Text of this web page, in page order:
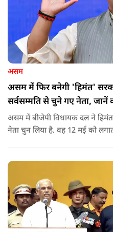
असम
असम में फिर बनेगी 'हिमंत'
सर्वसम्मति से चुने गए नेता,
असम में बीजेपी विधायक दल ने
नेता चुन लिया है. वह 12 मई को